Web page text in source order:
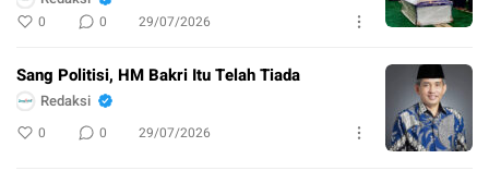
0 0 29/07/2026
Sang Politisi, HM Bakri Itu Telah Tiada
Redaksi
0 0 29/07/2026